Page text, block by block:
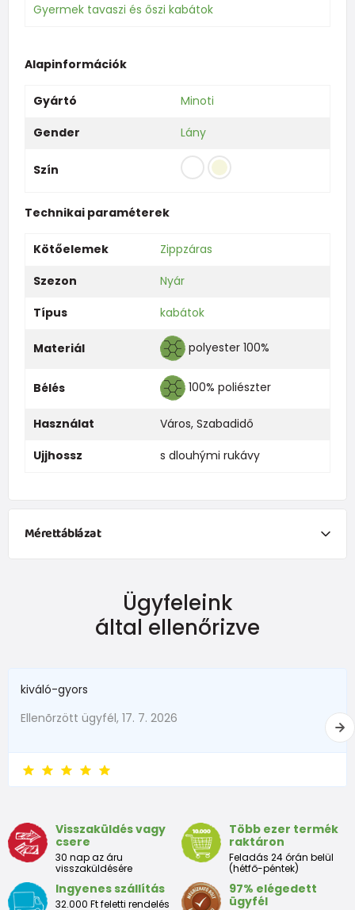
Gyermek tavaszi és őszi kabátok
Alapinformációk
Gyártó
Minoti
Gender
Lány
Szín
Technikai paraméterek
Kötőelemek
Zippzáras
Szezon
Nyár
Típus
kabátok
Materiál polyester 100%
Bélés 100% poliészter
Használat Város, Szabadidő
Ujjhossz
s dlouhými rukávy
Mérettáblázat
Înălțime (cm)
New Baby do 50 do 3,4
1 - 3 luni
6 - 9 luni
Tabelul de dimensiuni aproximative pentru copii mici
Înălțime
Peste
Taliei
Peste
Ügyfeleink
által ellenőrizve
kiváló-gyors
Ellenõrzött ügyfél, 17. 7. 2026
Visszaküldés vagy
csere
30 nap az áru
visszaküldésére
Több ezer termék
raktáron
Feladás 24 órán belül
(hétfő-péntek)
Ingyenes szállítás
32.000 Ft feletti rendelés
97% elégedett
ügyfél